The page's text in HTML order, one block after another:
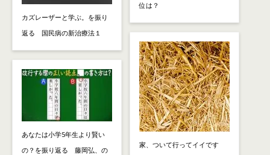
カズレーザーと学ぶ。を振り
返る 国民病の新治療法１
あなたは小学5年生より賢い
の？を振り返る 藤岡弘、の
位は？
家、ついて行ってイイです